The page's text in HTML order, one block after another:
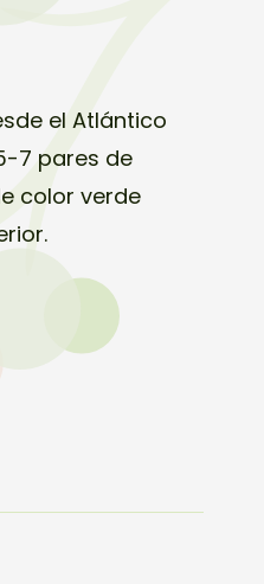
el Atlántico
7 pares de
color verde